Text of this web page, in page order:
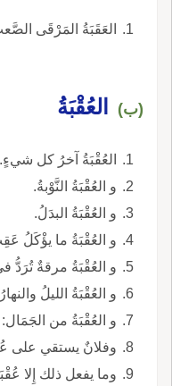
العَقَبَةُ المَرْقَى
(ب) العُقْبَةُ
العُقْبَةُ آخرُ كل شيءٍ.
و العُقْبَةُ النَّوْبةُ.
و العُقْبَةُ البدَلُ.
و العُقْبَةُ ما يؤْكَلُ
و العُقْبَةُ مرقةٌ تُرَدُّ
و العُقْبَةُ الليلُ
و العُقْبَةُ من
وفلانٌ يستقي على
وما يفعل ذلك إِلا